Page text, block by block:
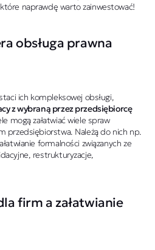
naprawdę warto zainwestować!
obsługa prawna
ich kompleksowej obsługi,
z wybraną przez przedsiębiorcę
mogą załatwiać wiele spraw
przedsiębiorstwa. Należą do nich np.
formalności związanych ze
restrukturyzacje,
firm a załatwianie